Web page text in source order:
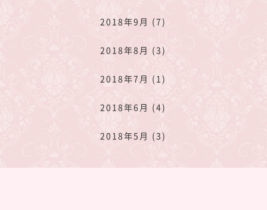
2018年9月 (7)
2018年8月 (3)
2018年7月 (1)
2018年6月 (4)
2018年5月 (3)